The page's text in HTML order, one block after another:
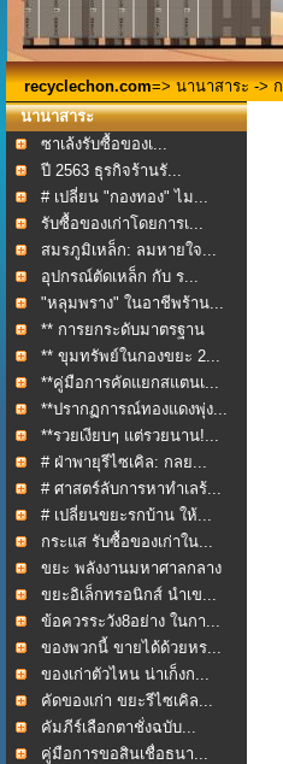
recyclechon.com=> นานาสาระ ->
นานาสาระ
ซาเล้งรับซื้อของเ...
ปี 2563 ธุรกิจร้านรั...
# เปลี่ยน "กองทอง" ไม...
รับซื้อของเก่าโดยการเ...
สมรภูมิเหล็ก: ลมหายใจ...
อุปกรณ์ตัดเหล็ก กับ ร...
"หลุมพราง" ในอาชีพร้าน...
** การยกระดับมาตรฐาน
กา...
** ขุมทรัพย์ในกองขยะ 2...
**คู่มือการคัดแยกสแตนเ...
**ปรากฏการณ์ทองแดงพุ่ง...
**รวยเงียบๆ แต่รวยนาน!...
# ฝ่าพายุรีไซเคิล: กลย...
# ศาสตร์ลับการหาทำเลร้...
# เปลี่ยนขยะรกบ้าน ให้...
กระแส รับซื้อของเก่าใน...
ขยะ พลังงานมหาศาลกลาง
ใ...
ขยะอิเล็กทรอนิกส์ นำเข...
ข้อควรระวัง8อย่าง ในกา...
ของพวกนี้ ขายได้ด้วยหร...
ของเก่าตัวไหน น่าเก็งก...
คัดของเก่า ขยะรีไซเคิล...
คัมภีร์เลือกตาชั่งฉบับ...
คู่มือการขอสินเชื่อธนา...